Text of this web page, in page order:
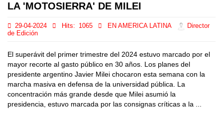
LA 'MOTOSIERRA' DE MILEI
29-04-2024 Hits: 1065 EN AMERICA LATINA
Director
de Edición
El superávit del primer trimestre del 2024 estuvo marcado por el
mayor recorte al gasto público en 30 años. Los planes del
presidente argentino Javier Milei chocaron esta semana con la
marcha masiva en defensa de la universidad pública. La
concentración más grande desde que Milei asumió la
presidencia, estuvo marcada por las consignas críticas a la ...